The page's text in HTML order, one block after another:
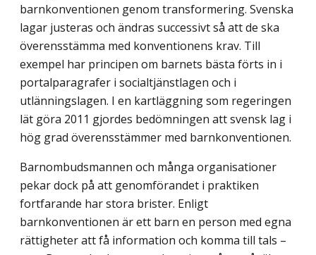
barnkonventionen genom transformering. Svenska
lagar justeras och ändras successivt så att de ska
överensstämma med konventionens krav. Till
exempel har principen om barnets bästa förts in i
portalparagrafer i socialtjänstlagen och i
utlänningslagen. I en kartläggning som regeringen
lät göra 2011 gjordes bedömningen att svensk lag i
hög grad överensstämmer med barnkonventionen.
Barnombudsmannen och många organisationer
pekar dock på att genomförandet i praktiken
fortfarande har stora brister. Enligt
barnkonventionen är ett barn en person med egna
rättigheter att få information och komma till tals –